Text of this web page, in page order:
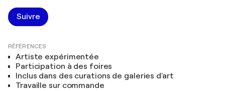
Suivre
RÉFÉRENCES
Artiste expérimentée
Participation à des foires
Inclus dans des curations de galeries d'art
Travaille sur commande